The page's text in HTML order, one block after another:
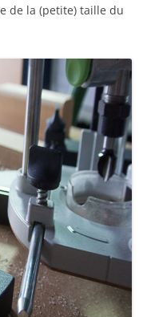
de la (petite) taille du